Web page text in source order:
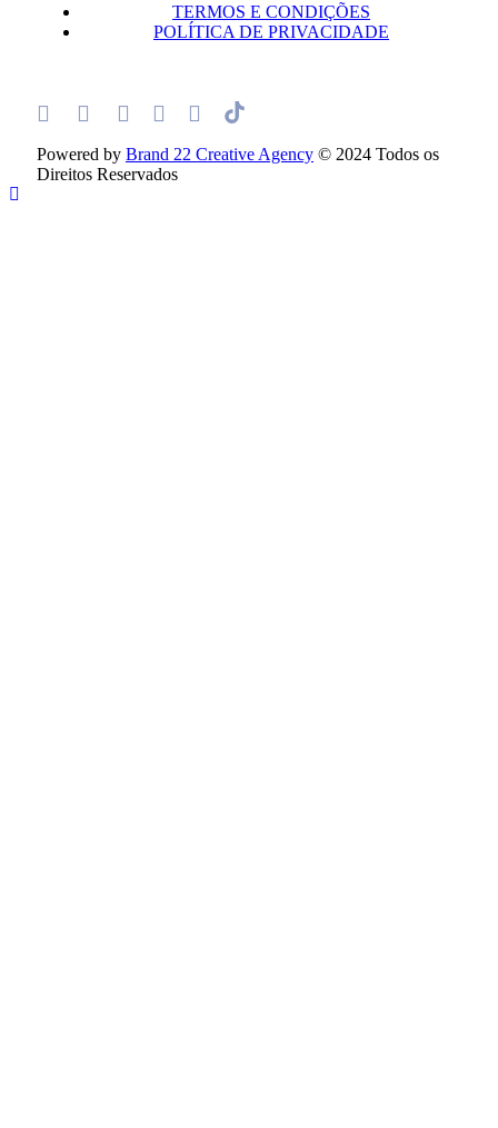
TERMOS E CONDIÇÕES
POLÍTICA DE PRIVACIDADE
Powered by Brand 22 Creative Agency © 2024 Todos os
Direitos Reservados